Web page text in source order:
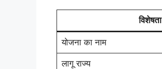
विशेषता
योजना का नाम
लागू राज्य